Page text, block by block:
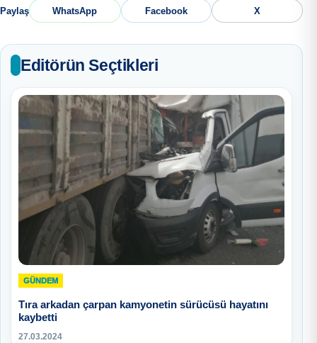
Paylaş WhatsApp Facebook X
Editörün Seçtikleri
GÜNDEM
Tıra arkadan çarpan kamyonetin sürücüsü hayatını
kaybetti
27.03.2024